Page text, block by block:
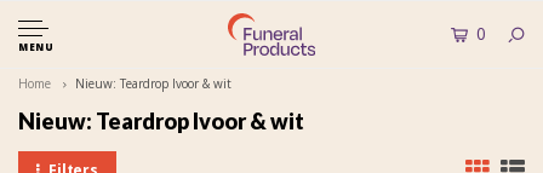
MENU
0
Home Nieuw: Teardrop Ivoor & wit
Nieuw: Teardrop Ivoor & wit